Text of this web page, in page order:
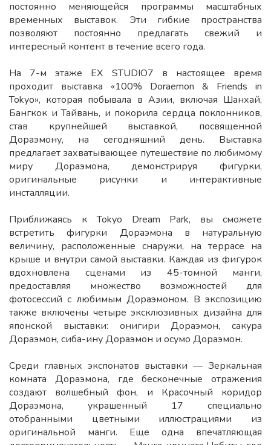
постоянно меняющейся программы масштабных
временных выставок. Эти гибкие пространства
позволяют постоянно предлагать свежий и
интересный контент в течение всего года.
На 7-м этаже EX STUDIO7 в настоящее время
проходит выставка «100% Doraemon & Friends in
Tokyo», которая побывала в Азии, включая Шанхай,
Бангкок и Тайвань, и покорила сердца поклонников,
став крупнейшей выставкой, посвященной
Дораэмону, на сегодняшний день. Выставка
предлагает захватывающее путешествие по любимому
миру Дораэмона, демонстрируя фигурки,
оригинальные рисунки и интерактивные
инсталляции.
Приближаясь к Tokyo Dream Park, вы сможете
встретить фигурки Дораэмона в натуральную
величину, расположенные снаружи, на террасе на
крыше и внутри самой выставки. Каждая из фигурок
вдохновлена ​​сценами из 45-томной манги,
предоставляя множество возможностей для
фотосессий с любимым Дораэмоном. В экспозицию
также включены четыре эксклюзивных дизайна для
японской выставки: онигири Дораэмон, сакура
Дораэмон, сиба-ину Дораэмон и осумо Дораэмон.
Среди главных экспонатов выставки — Зеркальная
комната Дораэмона, где бесконечные отражения
создают волшебный фон, и Красочный коридор
Дораэмона, украшенный 17 специально
отобранными цветными иллюстрациями из
оригинальной манги. Еще одна впечатляющая